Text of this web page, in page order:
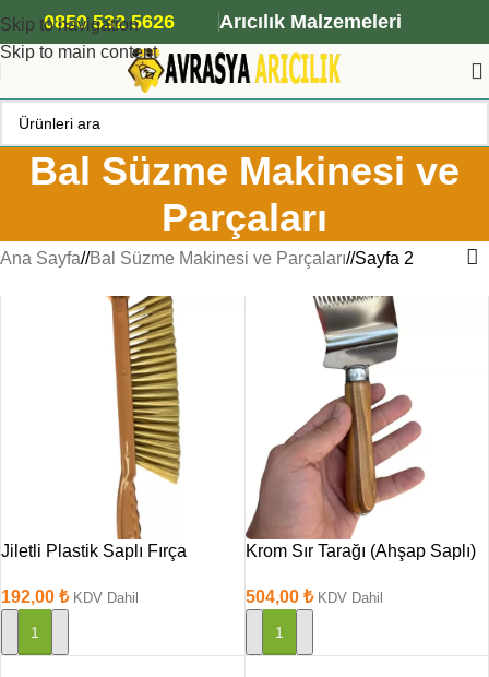
Skip to navigation
Skip to main content
ANA ARI SİPARİŞİ İÇİN TIKLAYIN
0850 532 5626 Arıcılık Malzemeleri
Bal Süzme Makinesi ve
Parçaları
Ana Sayfa/ Bal Süzme Makinesi ve Parçaları/ Sayfa 2
Jiletli Plastik Saplı Fırça
192,00 ₺ KDV Dahil
SEPETE EKLE
Krom Sır Tarağı (Ahşap Saplı)
504,00 ₺ KDV Dahil
SEPETE EKLE